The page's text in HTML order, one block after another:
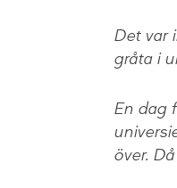
Det var
gråta i
En dag
över.